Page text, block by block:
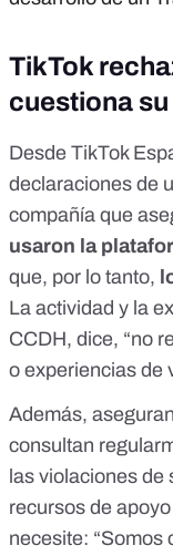
TikTok
cuestiona
Desde TikTok
declaraciones de
compañía que
usaron la
que, por lo tanto,
La actividad y la
CCDH, dice, “no
o experiencias de
Además,
consultan
las violaciones de
recursos de
necesite: “Somos